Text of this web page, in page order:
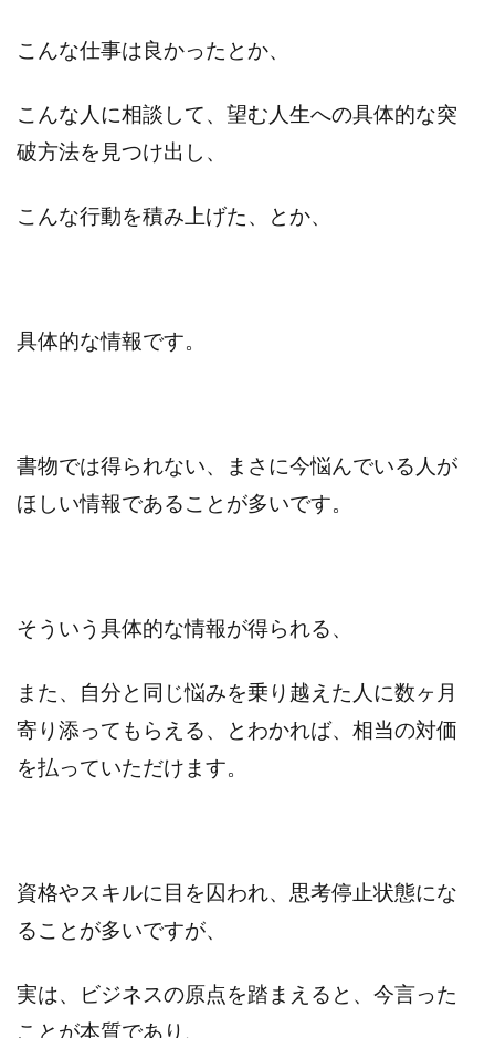
こんな仕事は良かったとか、
こんな人に相談して、望む人生への具体的な突
破方法を見つけ出し、
こんな行動を積み上げた、とか、
具体的な情報です。
書物では得られない、まさに今悩んでいる人が
ほしい情報であることが多いです。
そういう具体的な情報が得られる、
また、自分と同じ悩みを乗り越えた人に数ヶ月
寄り添ってもらえる、とわかれば、相当の対価
を払っていただけます。
資格やスキルに目を囚われ、思考停止状態にな
ることが多いですが、
実は、ビジネスの原点を踏まえると、今言った
ことが本質であり、